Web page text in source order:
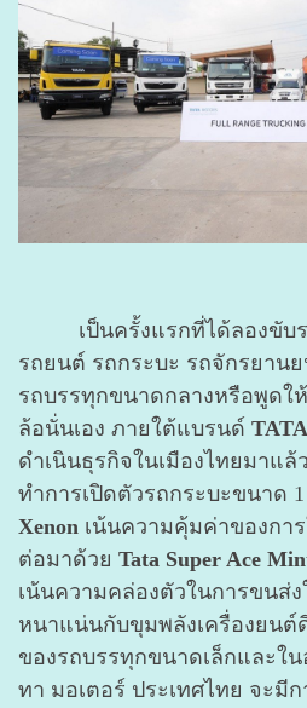
เป็นครั้งแรกที่ได้ลองขับร
รถยนต์ รถกระบะ รถจักรยาน
รถบรรทุกขนาดกลางหรือพูดใ
ล้อนั่นเอง ภายใต้แบรนด์ TATA
ดำเนินธุรกิจในเมืองไทยมาแล้
ทำการเปิดตัวรถกระบะขนาด
Xenon เน้นความคุ้มค่าของกา
ต่อมาด้วย Tata Super Ace
เน้นความคล่องตัวในการขนส่
หนาแน่นกับขุมพลังเครื่องยนต์
ของรถบรรทุกขนาดเล็กและใ
ทา มอเตอร์ ประเทศไทย จะมี